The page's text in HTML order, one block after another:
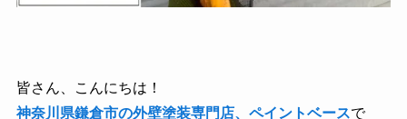
皆さん、こんにちは！
神奈川県鎌倉市の外壁塗装専門店、ペイントベースで